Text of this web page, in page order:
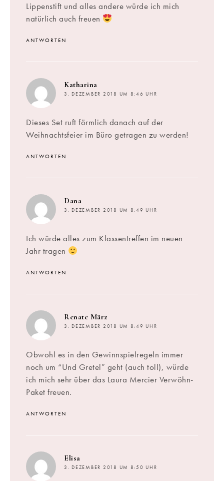
Lippenstift und alles andere würde ich mich
natürlich auch freuen
ANTWORTEN
Katharina
3. DEZEMBER 2018 UM 8:46 UHR
Dieses Set ruft förmlich danach auf der
Weihnachtsfeier im Büro getragen zu werden!
ANTWORTEN
Dana
3. DEZEMBER 2018 UM 8:49 UHR
Ich würde alles zum Klassentreffen im neuen
Jahr tragen
ANTWORTEN
Renate März
3. DEZEMBER 2018 UM 8:49 UHR
Obwohl es in den Gewinnspielregeln immer
noch um “Und Gretel” geht (auch toll), würde
ich mich sehr über das Laura Mercier Verwöhn-
Paket freuen.
ANTWORTEN
Elisa
3. DEZEMBER 2018 UM 8:50 UHR